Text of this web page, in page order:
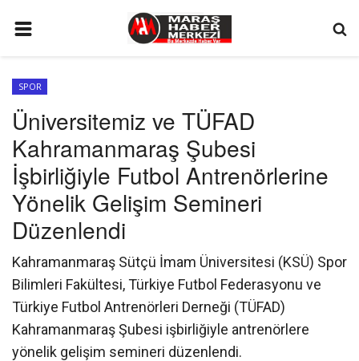
GÜNDEM
SİYASET
EKONOMİ
EĞİTİM
SPOR
KÜNYE
FOTO GALERİ
KÜLTÜR SANAT
SPOR
Üniversitemiz ve TÜFAD
Kahramanmaraş Şubesi
İşbirliğiyle Futbol Antrenörlerine
Yönelik Gelişim Semineri
Düzenlendi
Kahramanmaraş Sütçü İmam Üniversitesi (KSÜ) Spor
Bilimleri Fakültesi, Türkiye Futbol Federasyonu ve
Türkiye Futbol Antrenörleri Derneği (TÜFAD)
Kahramanmaraş Şubesi işbirliğiyle antrenörlere
yönelik gelişim semineri düzenlendi.